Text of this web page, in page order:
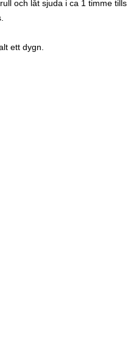
och låt sjuda i ca 1 timme tills
ett dygn.